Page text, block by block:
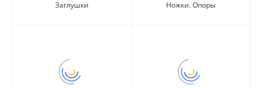
Заглушки Ножки. Опоры